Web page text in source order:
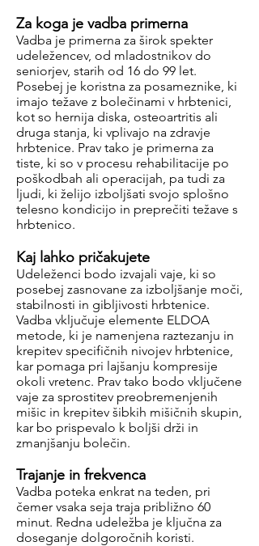
Za koga je vadba primerna
Vadba je primerna za širok spekter
udeležencev, od mladostnikov do
seniorjev, starih od 16 do 99 let.
Posebej je koristna za posameznike, ki
imajo težave z bolečinami v hrbtenici,
kot so hernija diska, osteoartritis ali
druga stanja, ki vplivajo na zdravje
hrbtenice. Prav tako je primerna za
tiste, ki so v procesu rehabilitacije po
poškodbah ali operacijah, pa tudi za
ljudi, ki želijo izboljšati svojo splošno
telesno kondicijo in preprečiti težave s
hrbtenico.
Kaj lahko pričakujete
Udeleženci bodo izvajali vaje, ki so
posebej zasnovane za izboljšanje moči,
stabilnosti in gibljivosti hrbtenice.
Vadba vključuje elemente ELDOA
metode, ki je namenjena raztezanju in
krepitev specifičnih nivojev hrbtenice,
kar pomaga pri lajšanju kompresije
okoli vretenc. Prav tako bodo vključene
vaje za sprostitev preobremenjenih
mišic in krepitev šibkih mišičnih skupin,
kar bo prispevalo k boljši drži in
zmanjšanju bolečin.
Trajanje in frekvenca
Vadba poteka enkrat na teden, pri
čemer vsaka seja traja približno 60
minut. Redna udeležba je ključna za
doseganje dolgoročnih koristi.